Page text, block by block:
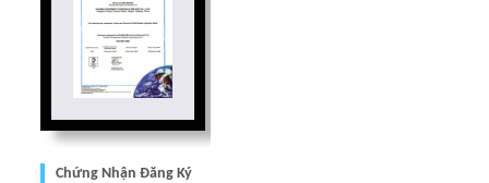
Chứng Nhận Đăng Ký